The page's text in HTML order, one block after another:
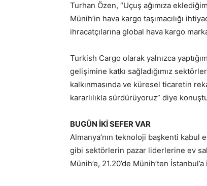
Turhan Özen, “Uçuş ağımıza
Münih’in hava kargo taşımacılığı
ihracatçılarına global hava kargo
Turkish Cargo olarak yalnızca
gelişimine katkı sağladığımız
kalkınmasında ve küresel ticaretin
kararlılıkla sürdürüyoruz” diye
BUGÜN İKİ SEFER VAR
Almanya’nın teknoloji başkenti
gibi sektörlerin pazar liderlerine ev
Münih’e, 21.20’de Münih’ten